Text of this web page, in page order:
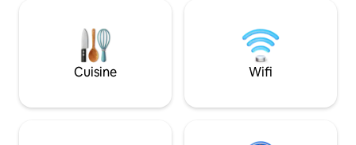
carrelée à l'italienne avec des étagères
supplémentaires pour toutes vos
Idéalement situé pour que vous puissiez
restaurants, ou simplement vous
porche grillagé, la
porche avant et
où les animaux
acceptés !
encore !
Cuisine Wifi